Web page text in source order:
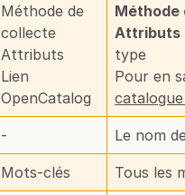
Méthode de
collecte
Attributs
Lien
OpenCatalog
Méthode
Attributs
type
Pour en
- Le nom
Mots-clés Tous les